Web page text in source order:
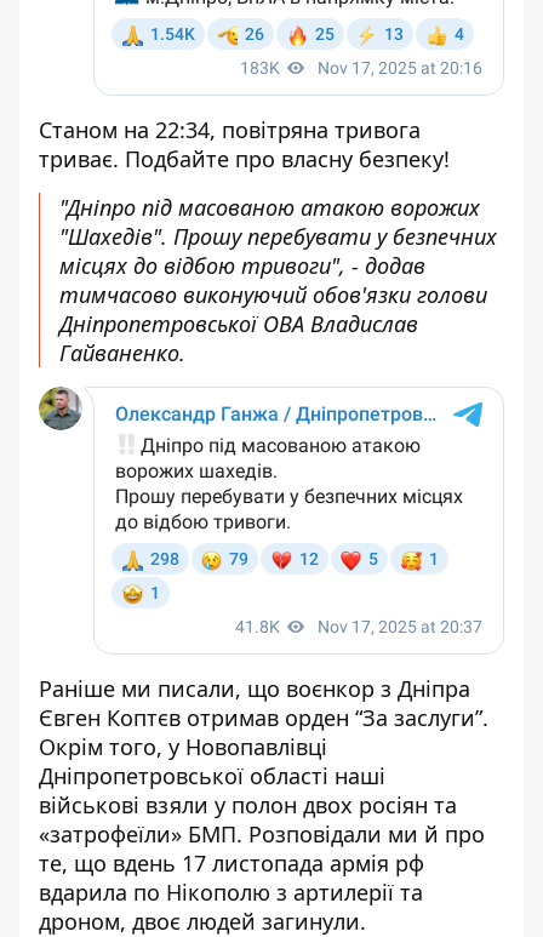
Станом на 22:34, повітряна тривога
триває. Подбайте про власну безпеку!
"Дніпро під масованою атакою ворожих
"Шахедів". Прошу перебувати у безпечних
місцях до відбою тривоги", - додав
тимчасово виконуючий обов'язки голови
Дніпропетровської ОВА Владислав
Гайваненко.
Раніше ми писали, що воєнкор з Дніпра
Євген Коптєв отримав орден “За заслуги”.
Окрім того, у Новопавлівці
Дніпропетровської області наші
військові взяли у полон двох росіян та
«затрофеїли» БМП. Розповідали ми й про
те, що вдень 17 листопада армія рф
вдарила по Нікополю з артилерії та
дроном, двоє людей загинули.